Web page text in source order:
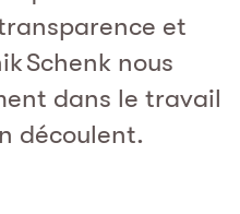
et
Schenk nous
dans le travail
découlent.